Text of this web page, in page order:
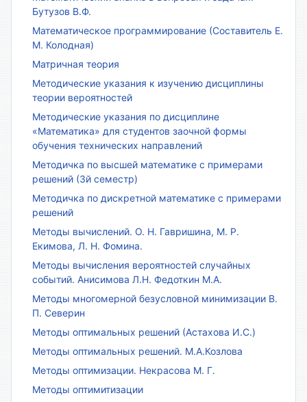
Бутузов В.Ф.
Математическое программирование (Составитель Е.
М. Колодная)
Матричная теория
Методические указания к изучению дисциплины
теории вероятностей
Методические указания по дисциплине
«Математика» для студентов заочной формы
обучения технических направлений
Методичка по высшей математике с примерами
решений (3й семестр)
Методичка по дискретной математике с примерами
решений
Методы вычислений. О. Н. Гавришина, М. Р.
Екимова, Л. Н. Фомина.
Методы вычисления вероятностей случайных
событий. Анисимова Л.Н. Федоткин М.А.
Методы многомерной безусловной минимизации В.
П. Северин
Методы оптимальных решений (Астахова И.С.)
Методы оптимальных решений. М.А.Козлова
Методы оптимизации. Некрасова М. Г.
Методы оптимитизации